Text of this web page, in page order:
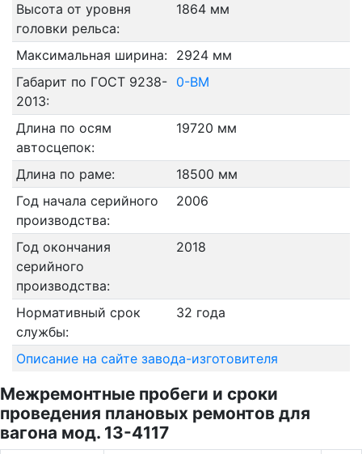
Высота от уровня
головки рельса:
1864 мм
Максимальная ширина:
2924 мм
Габарит по ГОСТ 9238-
2013:
0-ВМ
Длина по осям
автосцепок:
19720 мм
Длина по раме:
18500 мм
Год начала серийного
производства:
2006
Год окончания
серийного
производства:
2018
Нормативный срок
службы:
32 года
Описание на сайте завода-изготовителя
Межремонтные пробеги и сроки
проведения плановых ремонтов для
вагона мод. 13-4117